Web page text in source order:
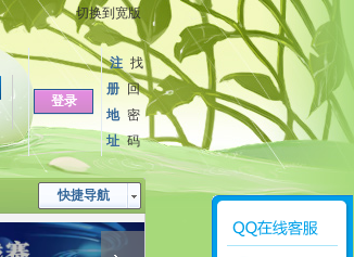
切换到宽版
登录
注
册
地
址
找
回
密
码
快捷导航